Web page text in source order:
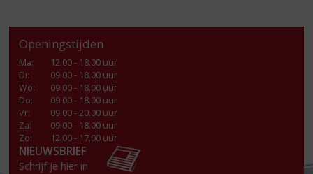
Openingstijden
Ma:
12.00 - 18.00 uur
Di:
09.00 - 18.00 uur
Wo:
09.00 - 18.00 uur
Do:
09.00 - 18.00 uur
Vr:
09.00 - 20.00 uur
Za:
09.00 - 18.00 uur
Zo:
12.00 - 17.00 uur
NIEUWSBRIEF
Schrijf je hier in